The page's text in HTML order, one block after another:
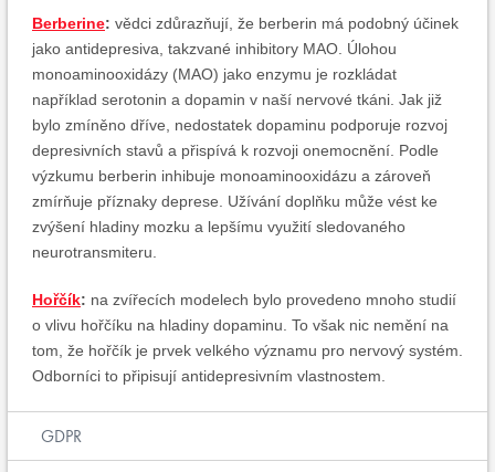
Berberine: vědci zdůrazňují, že berberin má podobný účinek
jako antidepresiva, takzvané inhibitory MAO. Úlohou
monoaminooxidázy (MAO) jako enzymu je rozkládat
například serotonin a dopamin v naší nervové tkáni. Jak již
bylo zmíněno dříve, nedostatek dopaminu podporuje rozvoj
depresivních stavů a ​​přispívá k rozvoji onemocnění. Podle
výzkumu berberin inhibuje monoaminooxidázu a zároveň
zmírňuje příznaky deprese. Užívání doplňku může vést ke
zvýšení hladiny mozku a lepšímu využití sledovaného
neurotransmiteru.
Hořčík: na zvířecích modelech bylo provedeno mnoho studií
o vlivu hořčíku na hladiny dopaminu. To však nic nemění na
tom, že hořčík je prvek velkého významu pro nervový systém.
Odborníci to připisují antidepresivním vlastnostem.
GDPR